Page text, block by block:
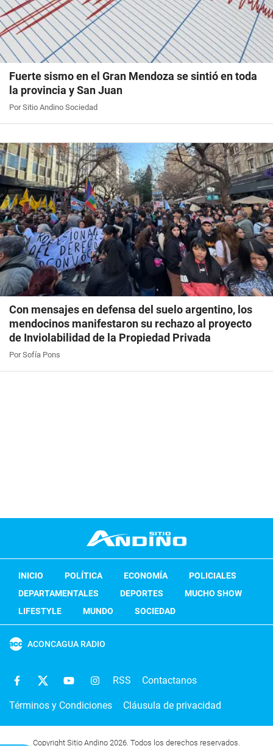
Fuerte sismo en el Gran Mendoza se sintió en toda
la provincia y San Juan
Por Sitio Andino Sociedad
Con mensajes en defensa del suelo argentino, los
mendocinos manifestaron su rechazo al proyecto
de Inviolabilidad de la Propiedad Privada
Por Sofía Pons
INICIO POLÍTICA ECONOMÍA
POLICIALES
DEPARTAMENTALES
DEPORTES
MUCHO SHOW
LIFESTYLE
MUNDO SOCIEDAD
ACONCAGUA RADIO
RSS Contactanos
Términos y Condiciones Cláusula de privacidad
Copyright Sitio Andino 2026. Todos los derechos reservados.